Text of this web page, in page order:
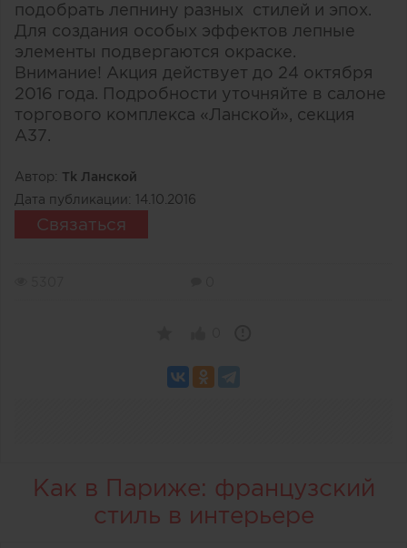
подобрать лепнину разных стилей и эпох.
Для создания особых эффектов лепные
элементы подвергаются окраске.
Внимание! Акция действует до 24 октября
2016 года. Подробности уточняйте в салоне
торгового комплекса «Ланской», секция
А37.
Автор: Тk Ланской
Дата публикации: 14.10.2016
Связаться
Как в Париже: французский
стиль в интерьере